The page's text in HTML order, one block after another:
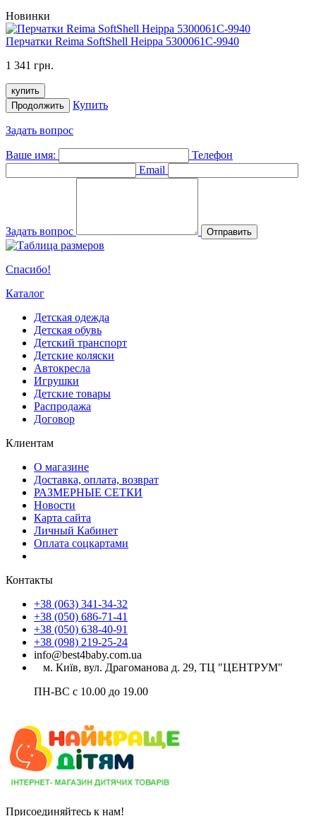
Новинки
Перчатки Reima SoftShell Heippa 5300061C-9940
1 341 грн.
купить
Продолжить
Купить
Задать вопрос
Ваше имя:
Телефон
Email
Задать вопрос Отправить
Спасибо!
Каталог
Детская одежда
Детская обувь
Детский транспорт
Детские коляски
Автокресла
Игрушки
Детские товары
Распродажа
Договор
Клиентам
О магазине
Доставка, оплата, возврат
РАЗМЕРНЫЕ СЕТКИ
Новости
Карта сайта
Личный Кабинет
Оплата соцкартами
Контакты
+38 (063) 341-34-32
+38 (050) 686-71-41
+38 (050) 638-40-91
+38 (098) 219-25-24
info@best4baby.com.ua
м. Київ, вул. Драгоманова д. 29, ТЦ "ЦЕНТРУМ"
ПН-ВС с 10.00 до 19.00
Присоединяйтесь к нам!